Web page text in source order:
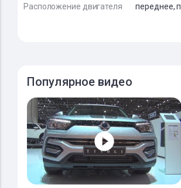
Расположение двигателя переднее,
Популярное видео